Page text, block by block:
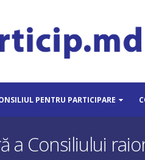
PENTRU PARTICIPARE
a Consiliului